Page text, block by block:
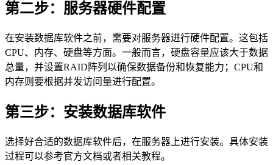
第二步：服务器硬件配置
在安装数据库软件之前，需要对服务器进行硬件配置。这包括
CPU、内存、硬盘等方面。一般而言，硬盘容量应该大于数据
总量，并设置RAID阵列以确保数据备份和恢复能力；CPU和
内存则要根据并发访问量进行配置。
第三步：安装数据库软件
选择好合适的数据库软件后，在服务器上进行安装。具体安装
过程可以参考官方文档或者相关教程。